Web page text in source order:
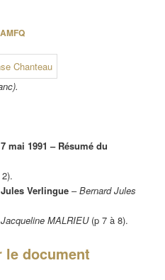
AMFQ
mai 1991 – Résumé du
Verlingue–Bernard Jules
Jacqueline MALRIEU(p 7 à 8).
le document